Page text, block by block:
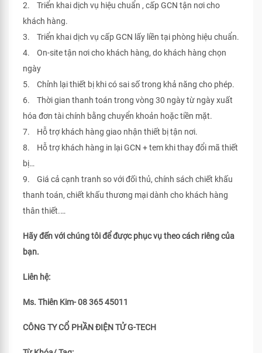
2. Triển khai dịch vụ hiệu chuẩn , cấp GCN tận nơi cho
khách hàng.
3. Triển khai dịch vụ cấp GCN lấy liền tại phòng hiệu chuẩn.
4. On-site tận nơi cho khách hàng, do khách hàng chọn
ngày
5. Chỉnh lại thiết bị khi có sai số trong khả năng cho phép.
6. Thời gian thanh toán trong vòng 30 ngày từ ngày xuất
hóa đơn tài chính bằng chuyển khoản hoặc tiền mặt.
7. Hỗ trợ khách hàng giao nhận thiết bị tận nơi.
8. Hỗ trợ khách hàng in lại GCN + tem khi thay đổi mã thiết
bị…
9. Giá cả cạnh tranh so với đối thủ, chính sách chiết khấu
thanh toán, chiết khấu thương mại dành cho khách hàng
thân thiết.…
Hãy đến với chúng tôi để được phục vụ theo cách riêng của
bạn.
Liên hệ:
Ms. Thiên Kim- 08 365 45011
CÔNG TY CỔ PHẦN ĐIỆN TỬ G-TECH